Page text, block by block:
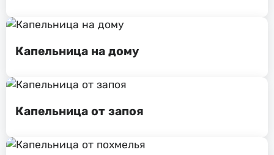
Капельница на дому
Капельница от запоя